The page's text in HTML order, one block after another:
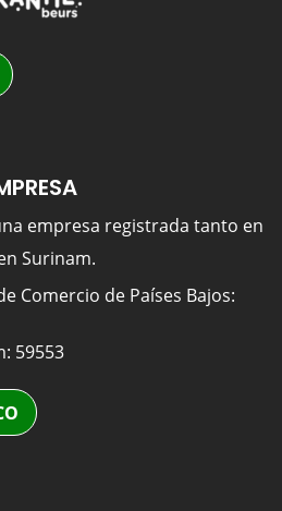
empresa registrada tanto en
Surinam.
Comercio de Países Bajos:
59553